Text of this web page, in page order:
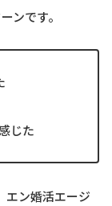
ンです。
じた
エン婚活エージ